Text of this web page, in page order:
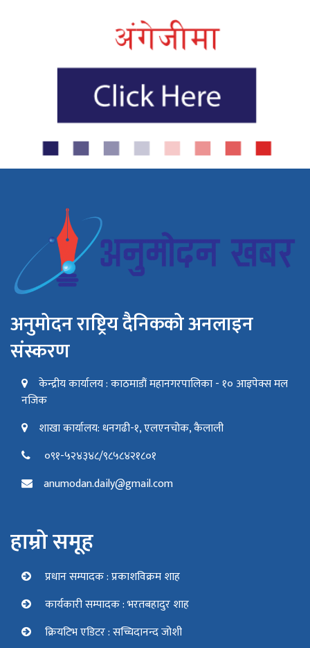
अनुमोदन राष्ट्रिय दैनिकको अनलाइन
संस्करण
केन्द्रीय कार्यालय : काठमाडौं महानगरपालिका - १० आइपेक्स मल
नजिक
शाखा कार्यालय: धनगढी-१, एलएनचोक, कैलाली
०९१-५२४३४८/९८५८४२१८०१
anumodan.daily@gmail.com
हाम्रो समूह
प्रधान सम्पादक : प्रकाशविक्रम शाह
कार्यकारी सम्पादक : भरतबहादुर शाह
क्रियटिभ एडिटर : सच्चिदानन्द जोशी